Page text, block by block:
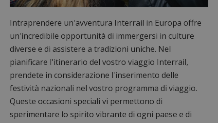
Intraprendere un'avventura Interrail in Europa offre
un'incredibile opportunità di immergersi in culture
diverse e di assistere a tradizioni uniche. Nel
pianificare l'itinerario del vostro viaggio Interrail,
prendete in considerazione l'inserimento delle
festività nazionali nel vostro programma di viaggio.
Queste occasioni speciali vi permettono di
sperimentare lo spirito vibrante di ogni paese e di